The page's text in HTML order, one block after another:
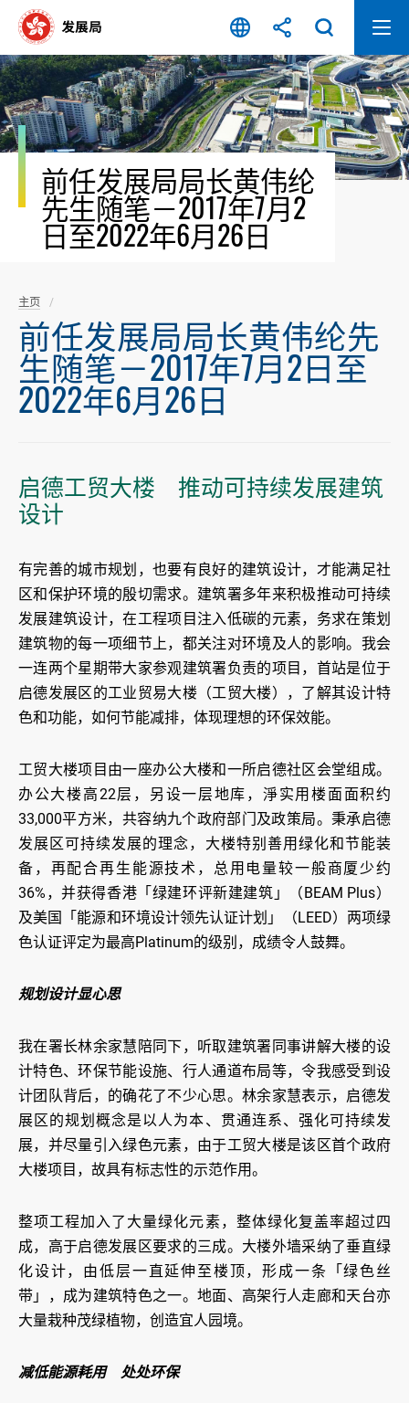
容
开
始
前任发展局局长黄伟纶
先生随笔－2017年7月2
日至2022年6月26日
主页
前任发展局局长黄伟纶先
生随笔－2017年7月2日至
2022年6月26日
启德工贸大楼 推动可持续发展建筑
设计
有完善的城市规划，也要有良好的建筑设计，才能满足社
区和保护环境的殷切需求。建筑署多年来积极推动可持续
发展建筑设计，在工程项目注入低碳的元素，务求在策划
建筑物的每一项细节上，都关注对环境及人的影响。我会
一连两个星期带大家参观建筑署负责的项目，首站是位于
启德发展区的工业贸易大楼（工贸大楼），了解其设计特
色和功能，如何节能减排，体现理想的环保效能。
工贸大楼项目由一座办公大楼和一所启德社区会堂组成。
办公大楼高22层，另设一层地库，淨实用楼面面积约
33,000平方米，共容纳九个政府部门及政策局。秉承启德
发展区可持续发展的理念，大楼特别善用绿化和节能装
备，再配合再生能源技术，总用电量较一般商厦少约
36%，并获得香港「绿建环评新建建筑」（BEAM Plus）
及美国「能源和环境设计领先认证计划」（LEED）两项绿
色认证评定为最高Platinum的级别，成绩令人鼓舞。
规划设计显心思
我在署长林余家慧陪同下，听取建筑署同事讲解大楼的设
计特色、环保节能设施、行人通道布局等，令我感受到设
计团队背后，的确花了不少心思。林余家慧表示，启德发
展区的规划概念是以人为本、贯通连系、强化可持续发
展，并尽量引入绿色元素，由于工贸大楼是该区首个政府
大楼项目，故具有标志性的示范作用。
整项工程加入了大量绿化元素，整体绿化复盖率超过四
成，高于启德发展区要求的三成。大楼外墙采纳了垂直绿
化设计，由低层一直延伸至楼顶，形成一条「绿色丝
带」，成为建筑特色之一。地面、高架行人走廊和天台亦
大量栽种茂绿植物，创造宜人园境。
减低能源耗用 处处环保